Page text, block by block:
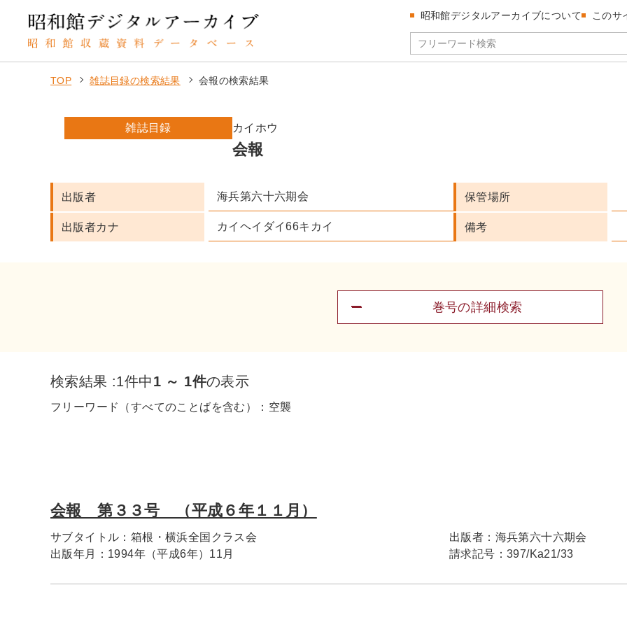
昭和館デジタルアーカイブについて このサ
TOP 雑誌目録の検索結果 会報の検索結果
雑誌目録 カイホウ
会報
出版者 海兵第六十六期会 保管場所
出版者カナ カイヘイダイ66キカイ 備考
巻号の詳細検索
検索結果 :1件中1 ～ 1件の表示
フリーワード（すべてのことばを含む）： 空襲
会報 第３３号 （平成６年１１月）
サブタイトル： 箱根・横浜全国クラス会 出版者： 海兵第六十六期会
出版年月： 1994年（平成6年）11月 請求記号： 397/Ka21/33